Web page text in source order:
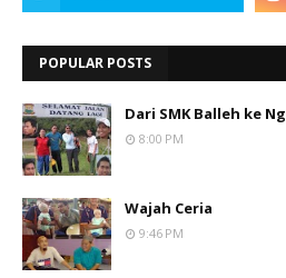
POPULAR POSTS
Dari SMK Balleh ke
8:00 PM
Wajah Ceria
9:46 PM